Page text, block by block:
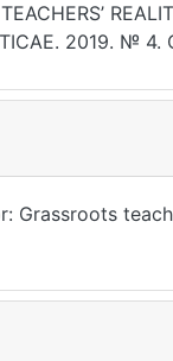
TEACHERS’
2019. №
Grassroots